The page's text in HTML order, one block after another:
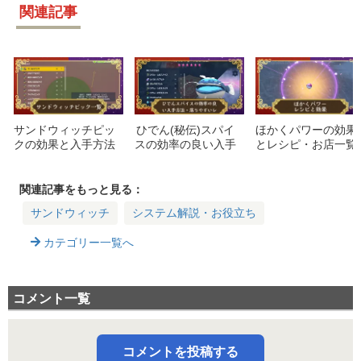
関連記事
サンドウィッチピッ
クの効果と入手方法
ひでん(秘伝)スパイ
スの効率の良い入手
ほかくパワーの効果
とレシピ・お店一覧
関連記事をもっと見る：
サンドウィッチ
システム解説・お役立ち
カテゴリー一覧へ
コメント一覧
コメントを投稿する